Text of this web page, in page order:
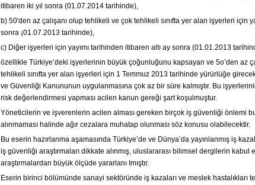
itibaren iki yıl sonra (01.07.2014 tarihinde),
b) 50′den az çalışanı olup tehlikeli ve çok tehlikeli sınıfta yer alan işyerleri için
sonra ¡01.07.2013 tarihinde),
c) Diğer işyerleri için yayımı tarihinden itibaren altı ay sonra (01.01.2013
özellikle Türkiye’deki işyerlerinin büyük çoğunluğunu kapsayan ve 5o’den az
tehlikeli sınıfta yer alan işyerleri için 1 Temmuz 2013 tarihinde yürürlüğe girecek
ve Güvenliği Kanununun uygulanmasına çok az bir süre kalmıştır. Bu
risk değerlendirmesi yapması acilen kanun gereği şart koşulmuştur.
Yöneticilerin ve işverenlerin acilen alması gereken birçok iş güvenliği önlemi
alınmaması halinde ağır cezalara muhatap olunması söz konusu olabilecektir.
Bu eserin hazırlanma aşamasında Türkiye’de ve Dünya’da yayınlanmış iş
iş güvenliği araştırmaları dikkate alınmış, uluslararası bilimsel dergilerin kabul
araştırmalardan büyük ölçüde yararlanı Imıştır.
Eserin birinci bölümünde sanayi sektöründe iş kazaları ve meslek hastalıkları